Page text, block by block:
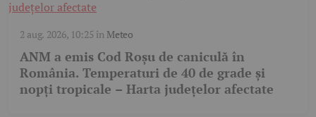
2 aug. 2026, 10:25 în Meteo
ANM a emis Cod Roșu de caniculă în
România. Temperaturi de 40 de grade și
nopți tropicale – Harta județelor afectate